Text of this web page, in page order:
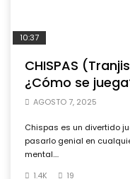
10:37
CHISPAS
¿Cómo se
AGOSTO 7, 2025
Chispas es un divertido
pasarlo genial en
mental....
1.4K
19